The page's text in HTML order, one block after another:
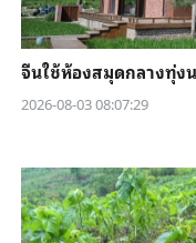
จีนใช้ห้องสมุดกลางทุ่ง
2026-08-03 08:07:29